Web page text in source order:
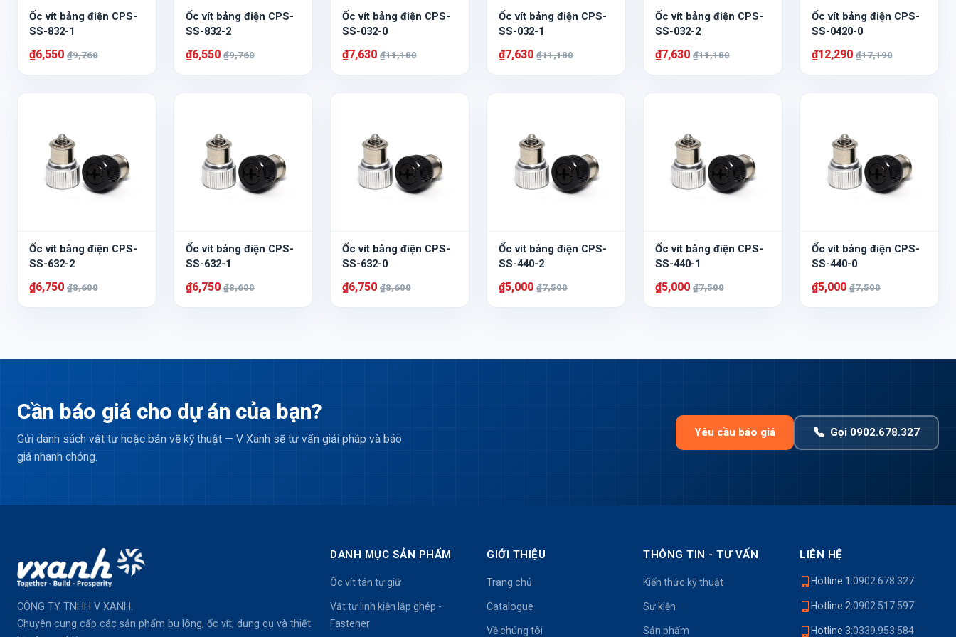
Ốc vít bảng điện CPS-
SS-832-1
₫6,550 ₫9,760
Ốc vít bảng điện CPS-
SS-832-2
₫6,550 ₫9,760
Ốc vít bảng điện CPS-
SS-032-0
₫7,630 ₫11,180
Ốc vít bảng điện CPS-
SS-032-1
₫7,630 ₫11,180
Ốc vít bảng điện CPS-
SS-032-2
₫7,630 ₫11,180
Ốc vít bảng điện CPS-
SS-0420-0
₫12,290 ₫17,190
Ốc vít bảng điện CPS-
SS-632-2
₫6,750 ₫8,600
Ốc vít bảng điện CPS-
SS-632-1
₫6,750 ₫8,600
Ốc vít bảng điện CPS-
SS-632-0
₫6,750 ₫8,600
Ốc vít bảng điện CPS-
SS-440-2
₫5,000 ₫7,500
Ốc vít bảng điện CPS-
SS-440-1
₫5,000 ₫7,500
Ốc vít bảng điện CPS-
SS-440-0
₫5,000 ₫7,500
Cần báo giá cho dự án của bạn?
Gửi danh sách vật tư hoặc bản vẽ kỹ thuật — V Xanh sẽ tư vấn giải pháp và báo
giá nhanh chóng.
Yêu cầu báo giá Gọi 0902.678.327
CÔNG TY TNHH V XANH.
Chuyên cung cấp các sản phẩm bu lông, ốc vít, dụng cụ và thiết
DANH MỤC SẢN PHẨM
Ốc vít tán tự giữ
Vật tư linh kiện lắp ghép -
Fastener
GIỚI THIỆU
Trang chủ
Catalogue
Về chúng tôi
THÔNG TIN - TƯ VẤN
Kiến thức kỹ thuật
Sự kiện
Sản phẩm
LIÊN HỆ
Hotline 1:0902.678.327
Hotline 2:0902.517.597
Hotline 3:0339.953.584